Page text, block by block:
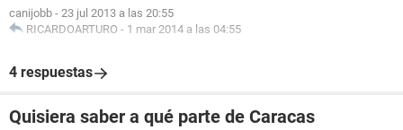
canijobb - 23 jul 2013 a las 20:55
RICARDOARTURO - 1 mar 2014 a las 04:55
4 respuestas
Quisiera saber a qué parte de Caracas